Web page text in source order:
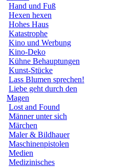
Hand und Fuß
Hexen hexen
Hohes Haus
Katastrophe
Kino und Werbung
Kino-Deko
Kühne Behauptungen
Kunst-Stücke
Lass Blumen sprechen!
Liebe geht durch den
Magen
Lost and Found
Männer unter sich
Märchen
Maler & Bildhauer
Maschinenpistolen
Medien
Medizinisches